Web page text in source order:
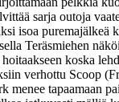
sarja outoja
isoa puremajälkeä
Teräsmiehen
koska
verhottu Scoop (
menee tapaamaan